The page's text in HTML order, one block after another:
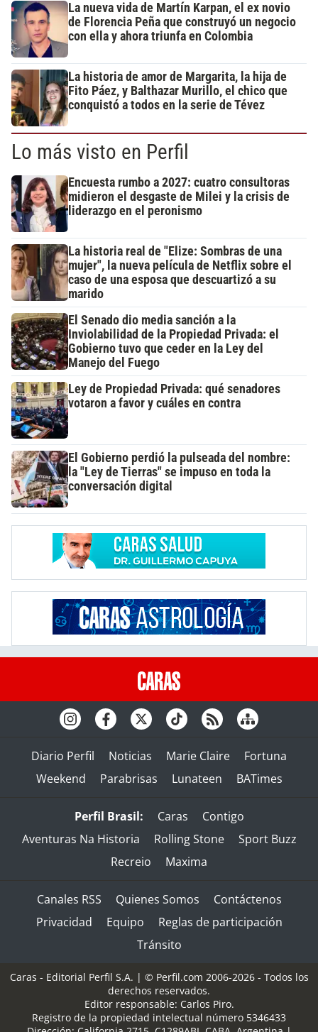
La nueva vida de Martín Karpan, el ex novio
de Florencia Peña que construyó un negocio
con ella y ahora triunfa en Colombia
La historia de amor de Margarita, la hija de
Fito Páez, y Balthazar Murillo, el chico que
conquistó a todos en la serie de Tévez
Lo más visto en Perfil
Encuesta rumbo a 2027: cuatro consultoras
midieron el desgaste de Milei y la crisis de
liderazgo en el peronismo
La historia real de "Elize: Sombras de una
mujer", la nueva película de Netflix sobre el
caso de una esposa que descuartizó a su
marido
El Senado dio media sanción a la
Inviolabilidad de la Propiedad Privada: el
Gobierno tuvo que ceder en la Ley del
Manejo del Fuego
Ley de Propiedad Privada: qué senadores
votaron a favor y cuáles en contra
El Gobierno perdió la pulseada del nombre:
la "Ley de Tierras" se impuso en toda la
conversación digital
Diario Perfil Noticias Marie Claire
Fortuna
Weekend
Parabrisas Lunateen BATimes
Perfil Brasil: Caras
Contigo
Aventuras Na Historia
Rolling Stone
Sport Buzz
Recreio
Maxima
Canales RSS Quienes Somos
Contáctenos
Privacidad
Equipo
Reglas de participación
Tránsito
Caras - Editorial Perfil S.A. | © Perfil.com 2006-2026 - Todos los
derechos reservados.
Editor responsable: Carlos Piro.
Registro de la propiedad intelectual número 5346433